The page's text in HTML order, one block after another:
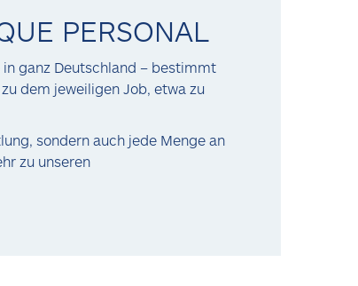
PERSONAL
ganz Deutschland – bestimmt
dem jeweiligen Job, etwa zu
sondern auch jede Menge an
zu unseren